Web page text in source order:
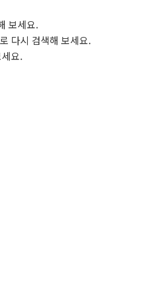
보세요.
다시 검색해 보세요.
요.